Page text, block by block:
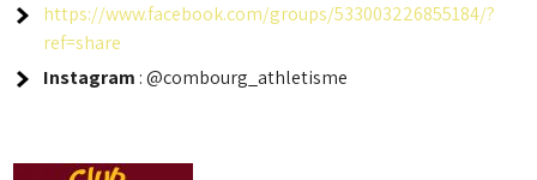
https://www.facebook.com/groups/533003226855184/?
ref=share
Instagram : @combourg_athletisme